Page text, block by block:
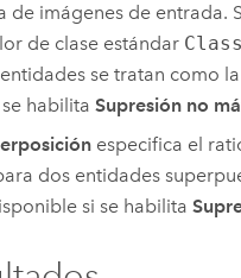
de imágenes de entrada.
de clase estándar
se tratan como
habilita Supresión no
especifica el
dos entidades
si se habilita